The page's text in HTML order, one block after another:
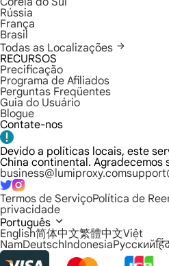
Rússia
França
Brasil
Todas as Localizações
RECURSOS
Precificação
Programa de Afiliados
Perguntas Freqüentes
Guia do Usuário
Blogue
Contate-nos
Devido a políticas locais, este
China continental. Agradecemos
business@lumiproxy.com
Termos de ServiçoPolítica de
privacidade
Português
English简体中文繁體中文Việt
NamDeutschIndonesiaРусский